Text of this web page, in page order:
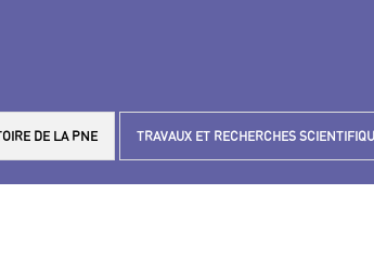
DE LA PNE TRAVAUX ET RECHERCHES